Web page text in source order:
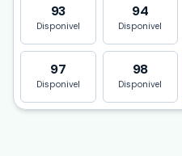
93
Disponivel
94
Disponivel
97
Disponivel
98
Disponivel